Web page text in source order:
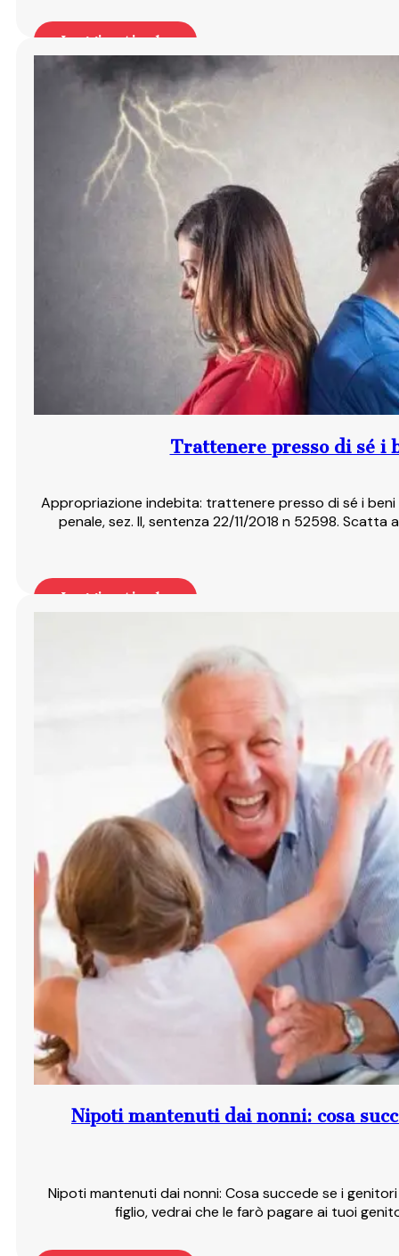
Leggi articolo
Trattenere presso di sé i
Appropriazione indebita: trattenere presso di sé i
penale, sez. II, sentenza 22/11/2018 n 52598.
Leggi articolo
Nipoti mantenuti dai nonni: cosa
Nipoti mantenuti dai nonni: Cosa succede se i
figlio, vedrai che le farò pagare ai tuoi